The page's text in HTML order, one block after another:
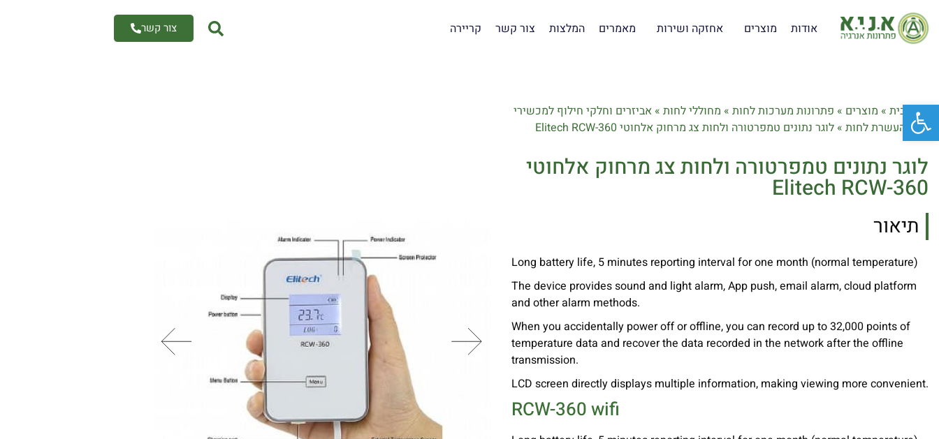
אודות מוצרים אחזקה ושירות מאמרים המלצות צור קשר קריירה צור קשר
דף הבית » מוצרים » פתרונות מערכות לחות » מחוללי לחות »אביזרים וחלקי חילוף למכשירי
העשרת לחות »לוגר נתונים טמפרטורה ולחות צג מרחוק אלחוטי Elitech RCW-360
לוגר נתונים טמפרטורה ולחות צג מרחוק אלחוטי
Elitech RCW-360
תיאור
Long battery life, 5 minutes reporting interval for one month (normal temperature)
The device provides sound and light alarm, App push, email alarm, cloud platform
and other alarm methods.
When you accidentally power off or offline, you can record up to 32,000 points of
temperature data and recover the data recorded in the network after the offline
transmission.
LCD screen directly displays multiple information, making viewing more convenient.
RCW-360 wifi
פתח סרגל נגישות